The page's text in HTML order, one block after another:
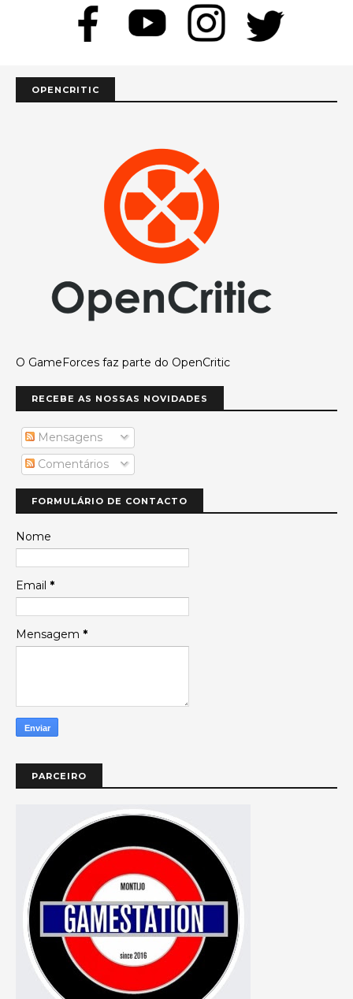
OPENCRITIC
O GameForces faz parte do OpenCritic
RECEBE AS NOSSAS NOVIDADES
Mensagens
Comentários
FORMULÁRIO DE CONTACTO
Nome
Email *
Mensagem *
PARCEIRO